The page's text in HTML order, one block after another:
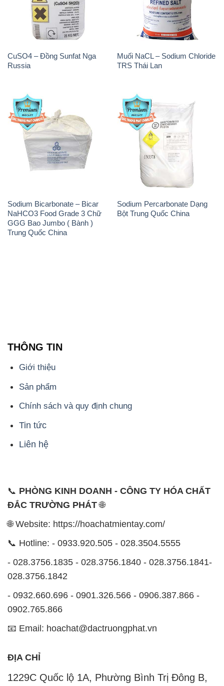
CuSO4 – Đồng Sunfat Nga
Russia
Muối NaCL – Sodium Chloride
TRS Thái Lan
Sodium Bicarbonate – Bicar
NaHCO3 Food Grade 3 Chữ
GGG Bao Jumbo ( Bành )
Trung Quốc China
Sodium Percarbonate Dạng
Bột Trung Quốc China
THÔNG TIN
Giới thiệu
Sản phẩm
Chính sách và quy định chung
Tin tức
Liên hệ
📞 PHÒNG KINH DOANH - CÔNG TY HÓA CHẤT
ĐẮC TRƯỜNG PHÁT🌐
🌐 Website: https://hoachatmientay.com/
📞 Hotline: - 0933.920.505 - 028.3504.5555
- 028.3756.1835 - 028.3756.1840 - 028.3756.1841-
028.3756.1842
- 0932.660.696 - 0901.326.566 - 0906.387.866 -
0902.765.866
📧 Email: hoachat@dactruongphat.vn
ĐỊA CHỈ
1229C Quốc lộ 1A, Phường Bình Trị Đông B,